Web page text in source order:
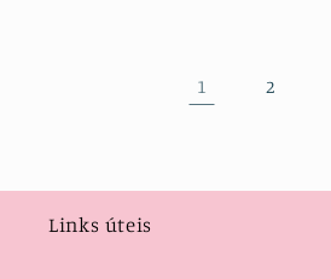
1 2
Links úteis